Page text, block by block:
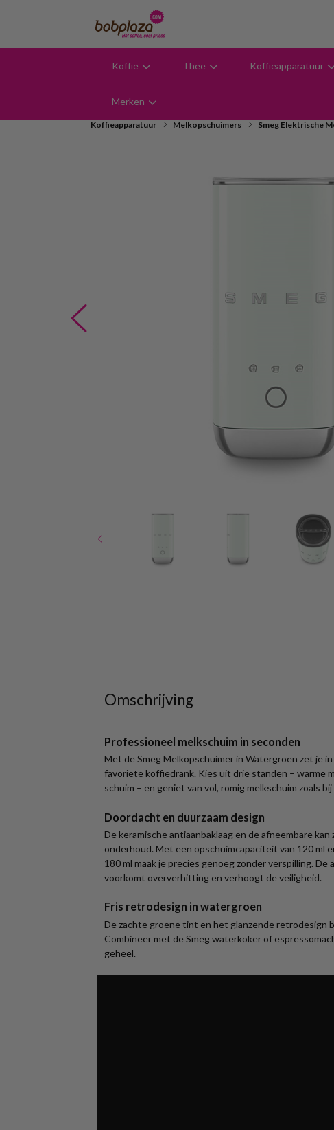
Koffie Thee Koffieapparatuur
Merken
Koffieapparatuur Melkopschuimers Smeg Elektrische
Omschrijving
Professioneel melkschuim in seconden
Met de Smeg Melkopschuimer in Watergroen zet je
favoriete koffiedrank. Kies uit drie standen – warme
schuim – en geniet van vol, romig melkschuim zoals
Doordacht en duurzaam design
De keramische antiaanbaklaag en de afneembare
onderhoud. Met een opschuimcapaciteit van 120 ml
180 ml maak je precies genoeg zonder verspilling.
voorkomt oververhitting en verhoogt de veiligheid.
Fris retrodesign in watergroen
De zachte groene tint en het glanzende retrodesign
Combineer met de Smeg waterkoker of
geheel.